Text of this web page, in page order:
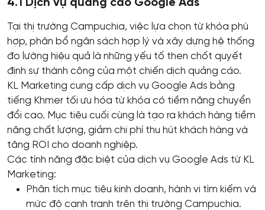
4.1 Dịch vụ quảng cáo Google Ads
Tại thị trường Campuchia, việc lựa chọn từ khóa phù
hợp, phân bổ ngân sách hợp lý và xây dựng hệ thống
đo lường hiệu quả là những yếu tố then chốt quyết
định sự thành công của một chiến dịch quảng cáo.
KL Marketing cung cấp dịch vụ Google Ads bằng
tiếng Khmer tối ưu hóa từ khóa có tiềm năng chuyển
đổi cao. Mục tiêu cuối cùng là tạo ra khách hàng tiềm
năng chất lượng, giảm chi phí thu hút khách hàng và
tăng ROI cho doanh nghiệp.
Các tính năng đặc biệt của dịch vụ Google Ads từ KL
Marketing:
Phân tích mục tiêu kinh doanh, hành vi tìm kiếm và
mức độ cạnh tranh trên thị trường Campuchia.